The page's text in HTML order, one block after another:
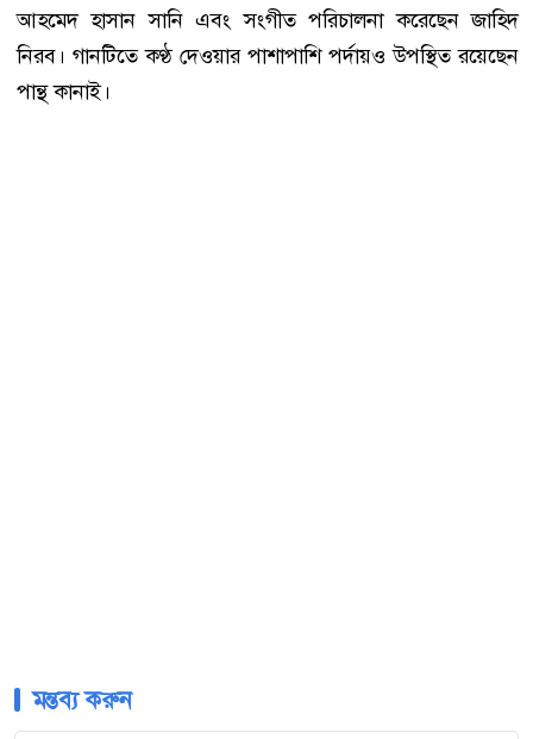
আহমেদ হাসান সানি এবং সংগীত পরিচালনা করেছেন জাহিদ
নিরব। গানটিতে কণ্ঠ দেওয়ার পাশাপাশি পর্দায়ও উপস্থিত রয়েছেন
পান্থ কানাই।
মন্তব্য করুন